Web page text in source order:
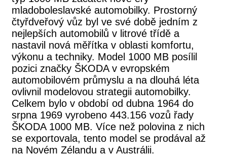
mladoboleslavské automobilky. Prostorný
čtyřdveřový vůz byl ve své době jedním z
nejlepších automobilů v litrové třídě a
nastavil nová měřítka v oblasti komfortu,
výkonu a techniky. Model 1000 MB posílil
pozici značky ŠKODA v evropském
automobilovém průmyslu a na dlouhá léta
ovlivnil modelovou strategii automobilky.
Celkem bylo v období od dubna 1964 do
srpna 1969 vyrobeno 443.156 vozů řady
ŠKODA 1000 MB. Více než polovina z nich
se exportovala, tento model se prodával až
na Novém Zélandu a v Austrálii.